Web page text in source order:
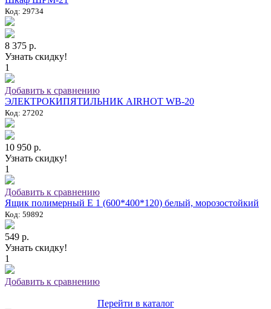
Код: 29734
8 375 р.
Узнать скидку!
1
Добавить к сравнению
ЭЛЕКТРОКИПЯТИЛЬНИК AIRHOT WB-20
Код: 27202
10 950 р.
Узнать скидку!
1
Добавить к сравнению
Ящик полимерный E 1 (600*400*120) белый, морозостойкий
Код: 59892
549 р.
Узнать скидку!
1
Добавить к сравнению
Перейти в каталог